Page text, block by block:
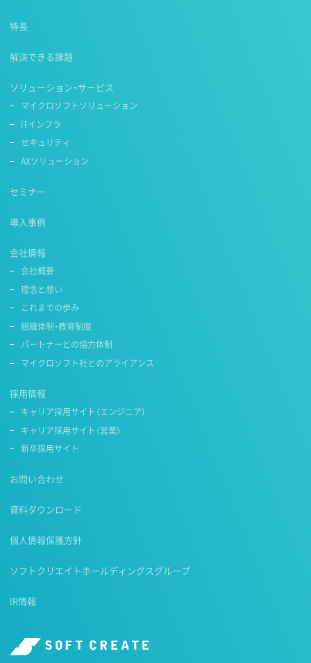
特長
解決できる課題
ソリューション・サービス
マイクロソフトソリューション
ITインフラ
セキュリティ
AXソリューション
セミナー
導入事例
会社情報
会社概要
理念と想い
これまでの歩み
組織体制・教育制度
パートナーとの協力体制
マイクロソフト社とのアライアンス
採用情報
キャリア採用サイト（エンジニア）
キャリア採用サイト（営業）
新卒採用サイト
お問い合わせ
資料ダウンロード
個人情報保護方針
ソフトクリエイトホールディングスグループ
IR情報